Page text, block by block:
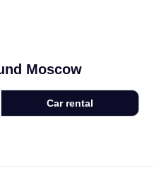
Moscow
Car rental